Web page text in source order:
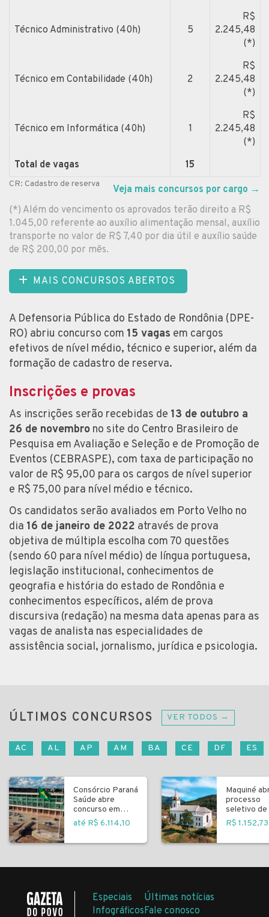
Técnico Administrativo (40h) 5
R$
2.245,48
(*)
Técnico em Contabilidade (40h) 2
R$
2.245,48
(*)
Técnico em Informática (40h) 1
R$
2.245,48
(*)
Total de vagas
15
CR: Cadastro de reserva Veja mais concursos por cargo →
(*) Além do vencimento os aprovados terão direito a R$
1.045,00 referente ao auxílio alimentação mensal, auxílio
transporte no valor de R$ 7,40 por dia útil e auxílio saúde
de R$ 200,00 por mês.
MAIS CONCURSOS ABERTOS
A Defensoria Pública do Estado de Rondônia (DPE-
RO) abriu concurso com 15 vagas em cargos
efetivos de nível médio, técnico e superior, além da
formação de cadastro de reserva.
Inscrições e provas
As inscrições serão recebidas de 13 de outubro a
26 de novembro no site do Centro Brasileiro de
Pesquisa em Avaliação e Seleção e de Promoção de
Eventos (CEBRASPE), com taxa de participação no
valor de R$ 95,00 para os cargos de nível superior
e R$ 75,00 para nível médio e técnico.
Os candidatos serão avaliados em Porto Velho no
dia 16 de janeiro de 2022 através de prova
objetiva de múltipla escolha com 70 questões
(sendo 60 para nível médio) de língua portuguesa,
legislação institucional, conhecimentos de
geografia e história do estado de Rondônia e
conhecimentos específicos, além de prova
discursiva (redação) na mesma data apenas para as
vagas de analista nas especialidades de
assistência social, jornalismo, jurídica e psicologia.
ÚLTIMOS CONCURSOS VER TODOS →
AC AL AP AM BA CE DF ES
Consórcio Paraná
Saúde abre
concurso em
Curitiba
até R$ 6.114,10
Maquiné
processo
seletivo de
R$ 1.152,73
Especiais
Infográficos
Últimas notícias
Fale conosco